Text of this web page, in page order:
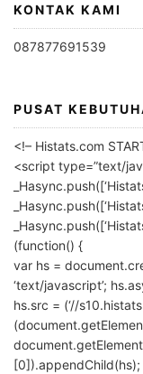
KONTAK KAMI
087877691539
PUSAT
<!– Histats.com
<script type=”text/
(function() {
var hs =
‘text/javascript’;
hs.src = (‘//
[0]).appendChild(hs);